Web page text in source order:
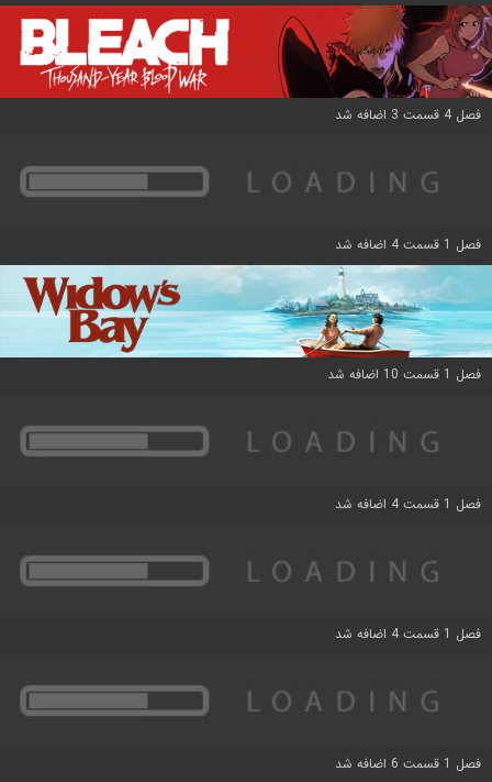
فصل 4 قسمت 3 اضافه شد
فصل 1 قسمت 4 اضافه شد
فصل 1 قسمت 10 اضافه شد
فصل 1 قسمت 4 اضافه شد
فصل 1 قسمت 4 اضافه شد
فصل 1 قسمت 6 اضافه شد